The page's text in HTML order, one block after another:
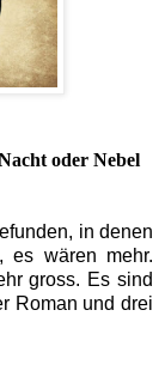
oder Nebel
in denen
es wären mehr.
gross. Es sind
Roman und drei